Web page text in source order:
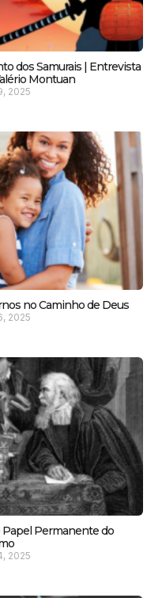
dos Samurais | Entrevista
Montuan
2025
no Caminho de Deus
2025
Papel Permanente do
2025